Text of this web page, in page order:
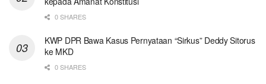
0 SHARES
KWP DPR Bawa Kasus Pernyataan “Sirkus” Deddy Sitorus
ke MKD
0 SHARES